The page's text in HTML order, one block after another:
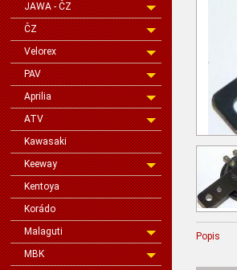
JAWA - ČZ
ČZ
Velorex
PAV
Aprilia
ATV
Kawasaki
Keeway
Kentoya
Korádo
Malaguti
MBK
Popis